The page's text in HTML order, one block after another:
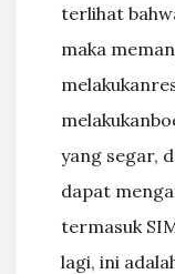
terlihat
maka
yang segar,
dapat
termasuk
lagi, ini